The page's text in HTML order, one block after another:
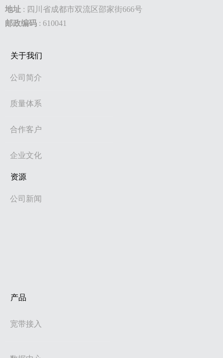
关于我们
公司简介
质量体系
合作客户
企业文化
资源
公司新闻
产品
宽带接入
地址 : 四川省成都市双流区邵家街666号
邮政编码 : 610041